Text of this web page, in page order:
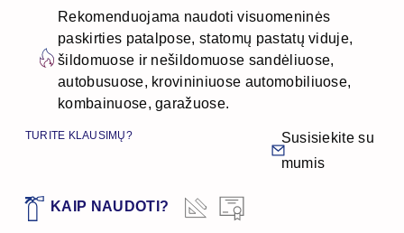
Rekomenduojama naudoti visuomeninės
paskirties patalpose, statomų pastatų viduje,
šildomuose ir nešildomuose sandėliuose,
autobusuose, krovininiuose automobiliuose,
kombainuose, garažuose.
TURITE KLAUSIMŲ?
Susisiekite su
mumis
KAIP NAUDOTI?
TECHNINIAI
DUOMENYS